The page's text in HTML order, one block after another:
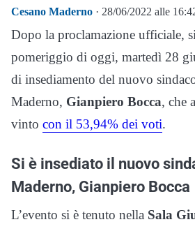
Cesano Maderno · 28/06/2022 alle
Dopo la proclamazione ufficiale,
pomeriggio di oggi, martedì 28
di insediamento del nuovo
Maderno, Gianpiero Bocca, che
vinto con il 53,94% dei voti.
Si è insediato il nuovo
Maderno, Gianpiero Bocca
L’evento si è tenuto nella Sala